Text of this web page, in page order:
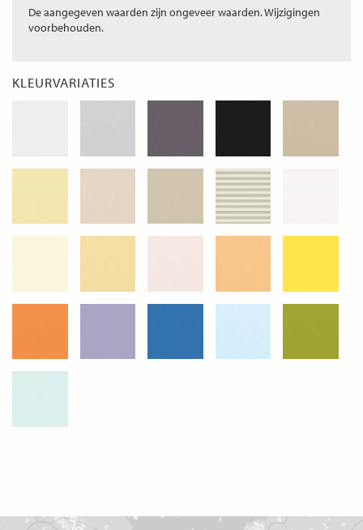
De aangegeven waarden zijn ongeveer waarden. Wijzigingen
voorbehouden.
KLEURVARIATIES